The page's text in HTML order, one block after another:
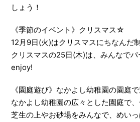
しょう！
《季節のイベント》クリスマス☆
12月9日(火)はクリスマスにちなんだ
クリスマスの25日(木)は、みんなでパ
enjoy!
《園庭遊び》なかよし幼稚園の園庭で
なかよし幼稚園の広々とした園庭で
芝生の上やお砂場をみんなで、めい